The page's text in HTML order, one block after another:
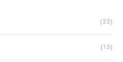
(22)
(15)